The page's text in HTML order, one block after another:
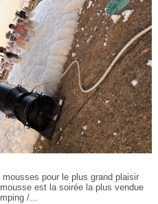
pour le plus grand plaisir
est la soirée la plus vendue
/...